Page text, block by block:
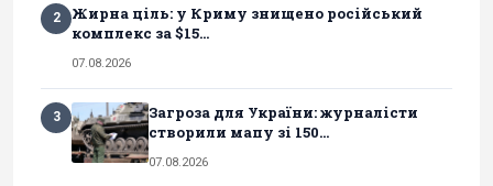
2
Жирна ціль: у Криму знищено російський
комплекс за $15...
07.08.2026
3
Загроза для України: журналісти
створили мапу зі 150...
07.08.2026